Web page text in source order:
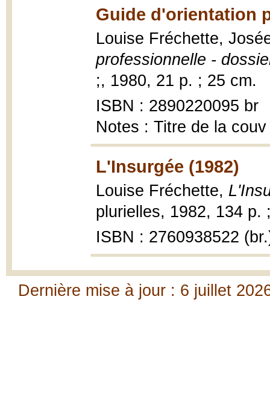
Guide d'orientation
Louise Fréchette,
professionnelle -
;, 1980, 21 p. ; 25 cm.
ISBN : 2890220095 br
Notes : Titre de la couv
L'Insurgée (1982)
Louise Fréchette,
plurielles, 1982, 134 p.
ISBN : 2760938522
Dernière mise à jour : 6 juillet